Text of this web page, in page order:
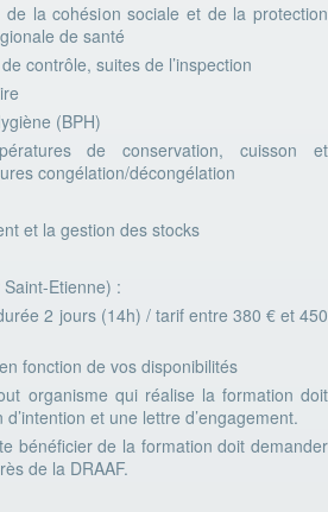
la cohésion sociale et de la protection
de santé
contrôle, suites de l’inspection
(BPH)
de conservation, cuisson et
congélation/décongélation
et la gestion des stocks
Etienne) :
2 jours (14h) / tarif entre 380 € et 450
fonction de vos disponibilités
organisme qui réalise la formation doit
et une lettre d’engagement.
bénéficier de la formation doit demander
de la DRAAF.